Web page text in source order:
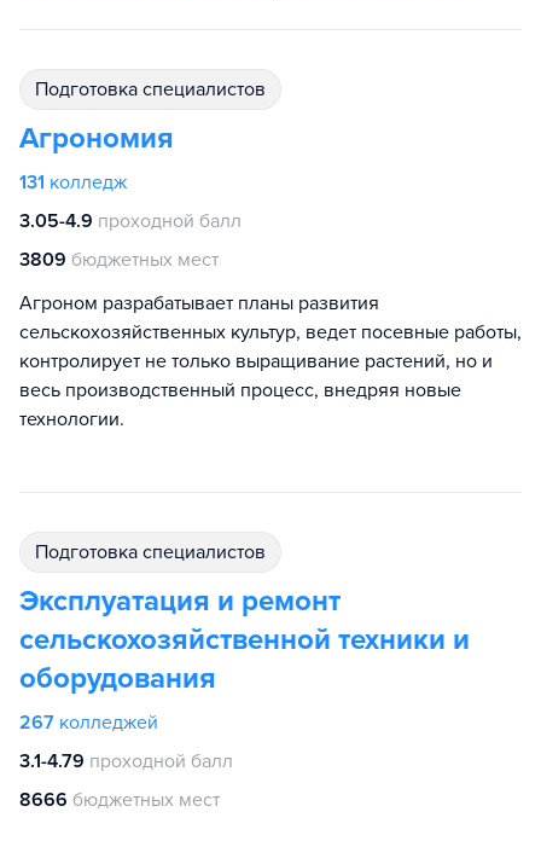
подготовка специалистов
Агрономия
131 колледж
3.05-4.9 проходной балл
3809 бюджетных мест
Агроном разрабатывает планы развития
сельскохозяйственных культур, ведет посевные работы,
контролирует не только выращивание растений, но и
весь производственный процесс, внедряя новые
технологии.
подготовка специалистов
Эксплуатация и ремонт
сельскохозяйственной техники и
оборудования
267 колледжей
3.1-4.79 проходной балл
8666 бюджетных мест